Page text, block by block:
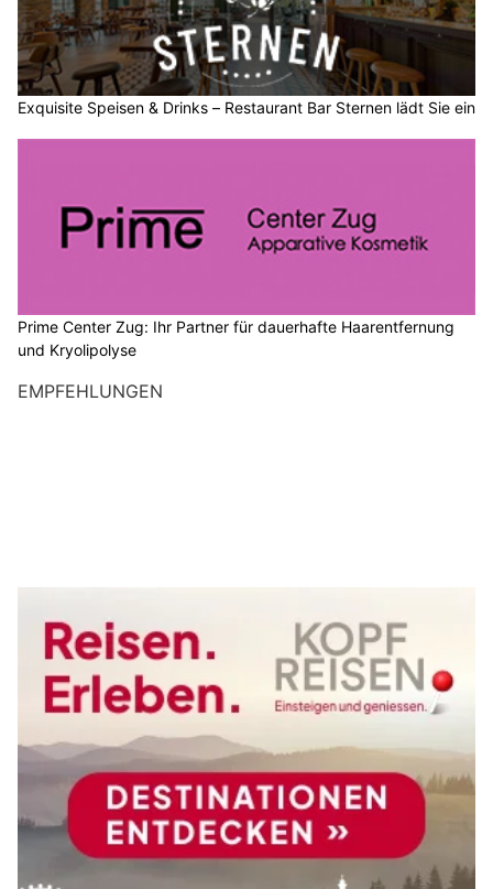
Exquisite Speisen & Drinks – Restaurant Bar Sternen lädt Sie ein
Prime Center Zug: Ihr Partner für dauerhafte Haarentfernung
und Kryolipolyse
EMPFEHLUNGEN